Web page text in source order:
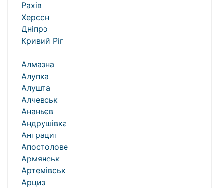
Рахів
Херсон
Дніпро
Кривий Ріг
Алмазна
Алупка
Алушта
Алчевськ
Ананьєв
Андрушівка
Антрацит
Апостолове
Армянськ
Артемівськ
Арциз